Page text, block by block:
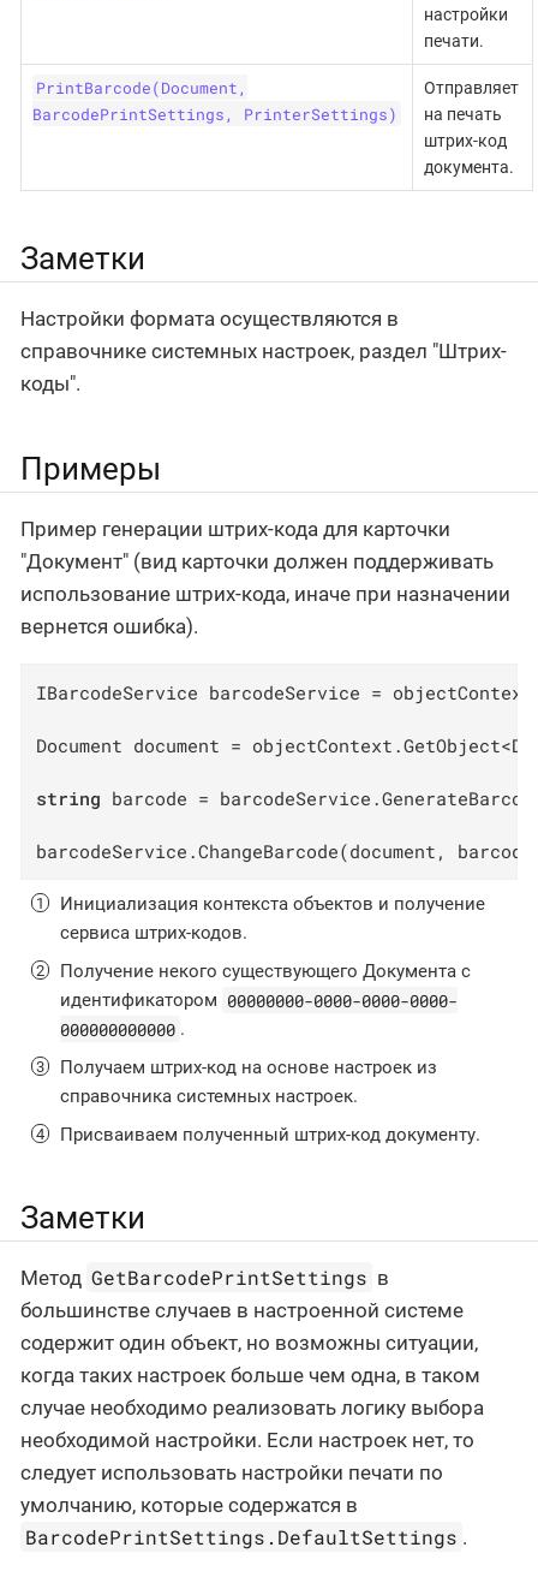
настройки
печати.
PrintBarcode(Document,
BarcodePrintSettings, PrinterSettings)
Отправляет
на печать
штрих-код
документа.
Заметки
Настройки формата осуществляются в
справочнике системных настроек, раздел "Штрих-
коды".
Примеры
Пример генерации штрих-кода для карточки
"Документ" (вид карточки должен поддерживать
использование штрих-кода, иначе при назначении
вернется ошибка).
IBarcodeService barcodeService =
Document document =
string barcode =
barcodeService.ChangeBarcode(document,
Инициализация контекста объектов и получение
сервиса штрих-кодов.
Получение некого существующего Документа с
идентификатором 00000000-0000-0000-0000-
000000000000 .
Получаем штрих-код на основе настроек из
справочника системных настроек.
Присваиваем полученный штрих-код документу.
Заметки
Метод GetBarcodePrintSettings в
большинстве случаев в настроенной системе
содержит один объект, но возможны ситуации,
когда таких настроек больше чем одна, в таком
случае необходимо реализовать логику выбора
необходимой настройки. Если настроек нет, то
следует использовать настройки печати по
умолчанию, которые содержатся в
BarcodePrintSettings.DefaultSettings .